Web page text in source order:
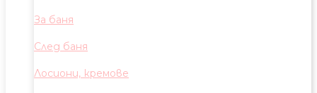
За баня
След баня
Лосиони, кремове